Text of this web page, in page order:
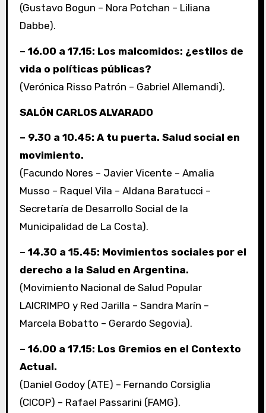
(Gustavo Bogun – Nora Potchan – Liliana
Dabbe).
– 16.00 a 17.15: Los malcomidos: ¿estilos de
vida o políticas públicas?
(Verónica Risso Patrón – Gabriel Allemandi).
SALÓN CARLOS ALVARADO
– 9.30 a 10.45: A tu puerta. Salud social en
movimiento.
(Facundo Nores – Javier Vicente – Amalia
Musso – Raquel Vila – Aldana Baratucci –
Secretaría de Desarrollo Social de la
Municipalidad de La Costa).
– 14.30 a 15.45: Movimientos sociales por el
derecho a la Salud en Argentina.
(Movimiento Nacional de Salud Popular
LAICRIMPO y Red Jarilla – Sandra Marín –
Marcela Bobatto – Gerardo Segovia).
– 16.00 a 17.15: Los Gremios en el Contexto
Actual.
(Daniel Godoy (ATE) – Fernando Corsiglia
(CICOP) – Rafael Passarini (FAMG).